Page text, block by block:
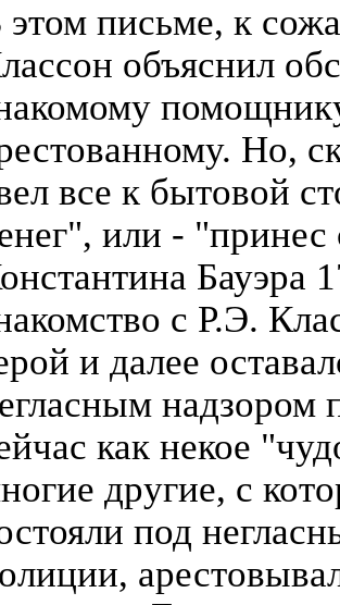
письме, к
объяснил
Но,
все к бытовой
или -
Бауэра
с Р.Э.
и далее
надзором
как некое
другие, с
под